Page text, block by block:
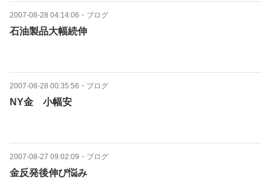
2007-08-28 04:14:06 ・ ブログ
石油製品大幅続伸
2007-08-28 00:35:56 ・ ブログ
NY金 小幅安
2007-08-27 09:02:09 ・ ブログ
金反発後伸び悩み